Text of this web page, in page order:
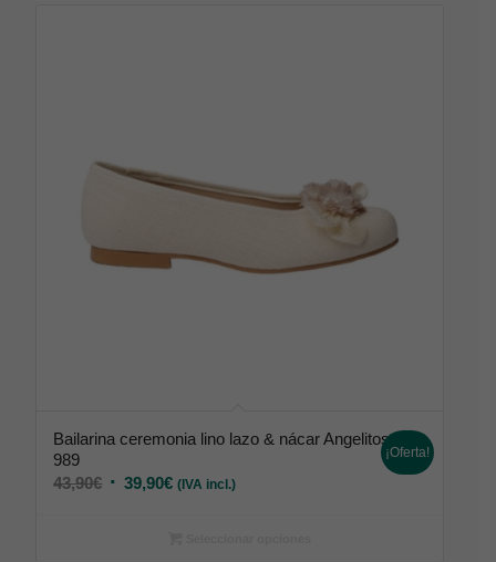
Bailarina ceremonia lino lazo & nácar Angelitos
989
43,90€ 39,90€ (IVA incl.)
¡Oferta!